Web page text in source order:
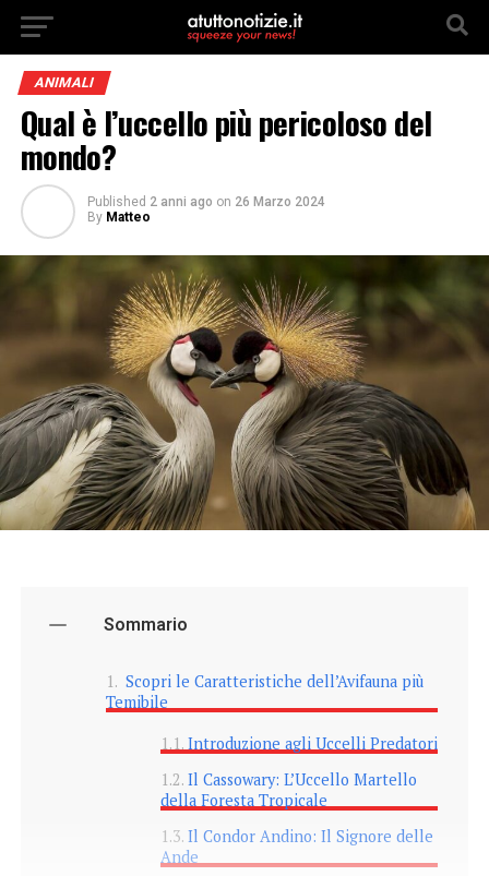
ANIMALI
Qual è l’uccello più pericoloso del
mondo?
Published 2 anni ago on 26 Marzo 2024
By Matteo
Sommario
Scopri le Caratteristiche dell’Avifauna più
Temibile
Introduzione agli Uccelli Predatori
Il Cassowary: L’Uccello Martello
della Foresta Tropicale
Il Condor Andino: Il Signore delle
Ande